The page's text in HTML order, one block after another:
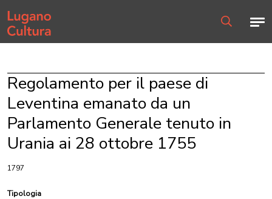
Home page
Regolamento per il paese di
Leventina emanato da un
Parlamento Generale tenuto in
Urania ai 28 ottobre 1755
1797
Tipologia